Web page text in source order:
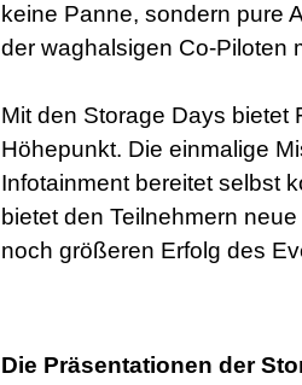
keine Panne, sondern pure
der waghalsigen Co-Piloten
Mit den Storage Days bietet
Höhepunkt. Die einmalige
Infotainment bereitet selbst
bietet den Teilnehmern
noch größeren Erfolg des
Die Präsentationen der